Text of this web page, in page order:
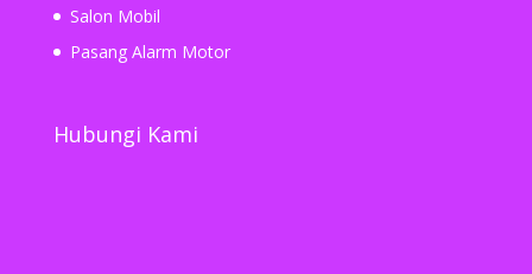
Salon Mobil
Pasang Alarm Motor
Hubungi Kami